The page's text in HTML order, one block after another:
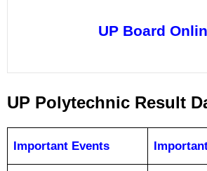
UP Board
UP Polytechnic Result
Important Events